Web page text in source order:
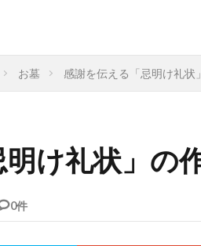
お墓 感謝を伝える「忌明け礼状
け礼状」の
0件